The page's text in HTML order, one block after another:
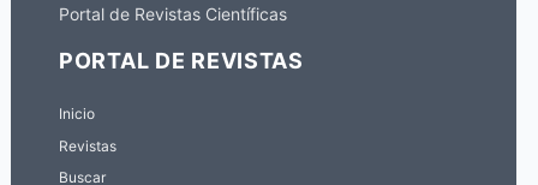
Portal de Revistas Científicas
PORTAL DE REVISTAS
Inicio
Revistas
Buscar